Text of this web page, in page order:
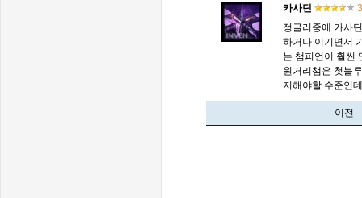
카사딘
정글러중에 카사
하거나 이기면서
는 챔피언이 훨씬
원거리챔은 첫블
지해야할 수준인
이전